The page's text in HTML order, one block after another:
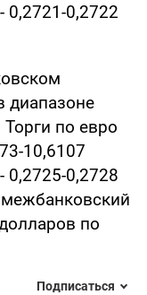
0,2721-0,2722
диапазоне
по евро
10,6107
0,2725-0,2728
по
Подписаться